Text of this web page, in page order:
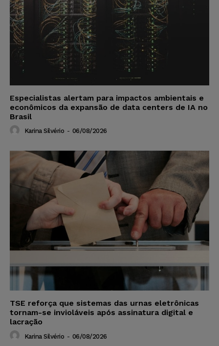
Especialistas alertam para impactos ambientais e
econômicos da expansão de data centers de IA no
Brasil
Karina Silvério - 06/08/2026
TSE reforça que sistemas das urnas eletrônicas
tornam-se invioláveis após assinatura digital e
lacração
Karina Silvério - 06/08/2026